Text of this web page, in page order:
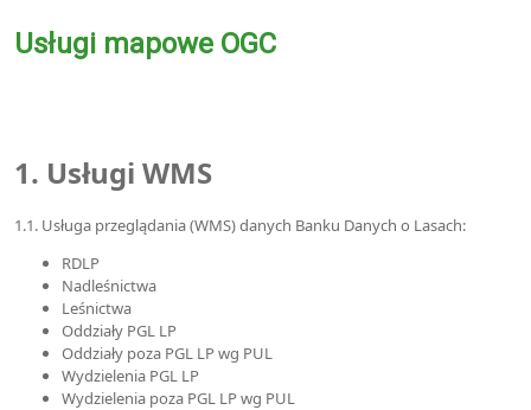
Usługi mapowe OGC
1. Usługi WMS
1.1. Usługa przeglądania (WMS) danych Banku Danych o Lasach:
RDLP
Nadleśnictwa
Leśnictwa
Oddziały PGL LP
Oddziały poza PGL LP wg PUL
Wydzielenia PGL LP
Wydzielenia poza PGL LP wg PUL